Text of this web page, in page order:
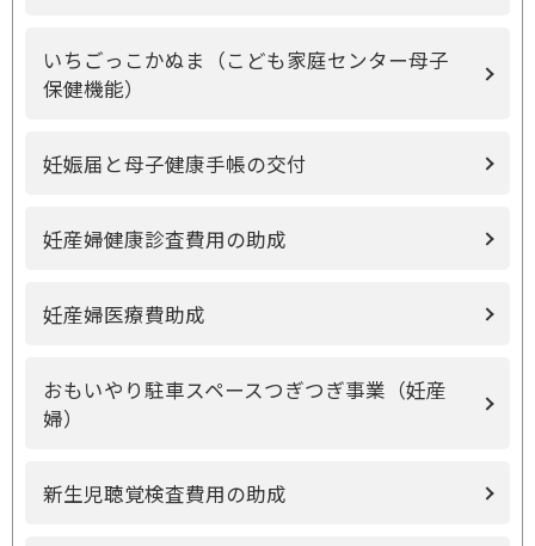
いちごっこかぬま（こども家庭センター母子
保健機能）
妊娠届と母子健康手帳の交付
妊産婦健康診査費用の助成
妊産婦医療費助成
おもいやり駐車スペースつぎつぎ事業（妊産
婦）
新生児聴覚検査費用の助成